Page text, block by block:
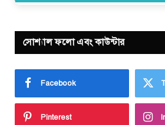
সোশ্যাল ফলো এবং কাউন্টার
Facebook
Pinterest